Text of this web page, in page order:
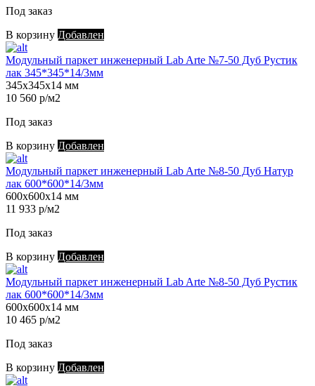
Под заказ
В корзину Добавлен
Модульный паркет инженерный Lab Arte №7-50 Дуб Рустик
лак 345*345*14/3мм
345х345х14 мм
10 560 р/м2
Под заказ
В корзину Добавлен
Модульный паркет инженерный Lab Arte №8-50 Дуб Натур
лак 600*600*14/3мм
600х600х14 мм
11 933 р/м2
Под заказ
В корзину Добавлен
Модульный паркет инженерный Lab Arte №8-50 Дуб Рустик
лак 600*600*14/3мм
600х600х14 мм
10 465 р/м2
Под заказ
В корзину Добавлен